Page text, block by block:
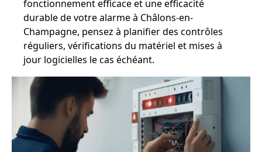
fonctionnement efficace et une efficacité
durable de votre alarme à Châlons-en-
Champagne, pensez à planifier des contrôles
réguliers, vérifications du matériel et mises à
jour logicielles le cas échéant.